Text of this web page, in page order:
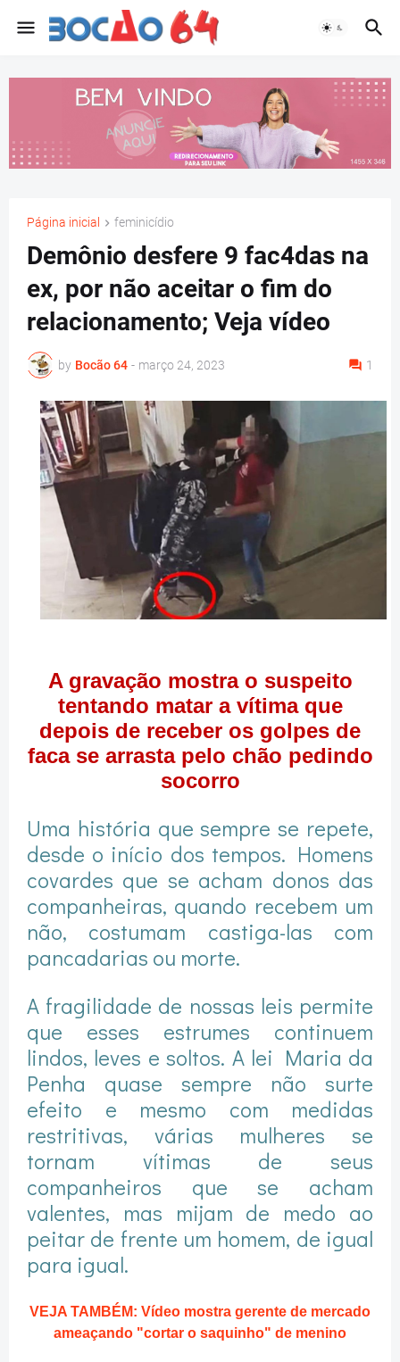
Página inicial feminicídio
Demônio desfere 9 fac4das na
ex, por não aceitar o fim do
relacionamento; Veja vídeo
by Bocão 64 - março 24, 2023 1
A gravação mostra o suspeito
tentando matar a vítima que
depois de receber os golpes de
faca se arrasta pelo chão pedindo
socorro
Uma história que sempre se repete,
desde o início dos tempos. Homens
covardes que se acham donos das
companheiras, quando recebem um
não, costumam castiga-las com
pancadarias ou morte.
A fragilidade de nossas leis permite
que esses estrumes continuem
lindos, leves e soltos. A lei Maria da
Penha quase sempre não surte
efeito e mesmo com medidas
restritivas, várias mulheres se
tornam vítimas de seus
companheiros que se acham
valentes, mas mijam de medo ao
peitar de frente um homem, de igual
para igual.
VEJA TAMBÉM: Vídeo mostra gerente de mercado
ameaçando "cortar o saquinho" de menino